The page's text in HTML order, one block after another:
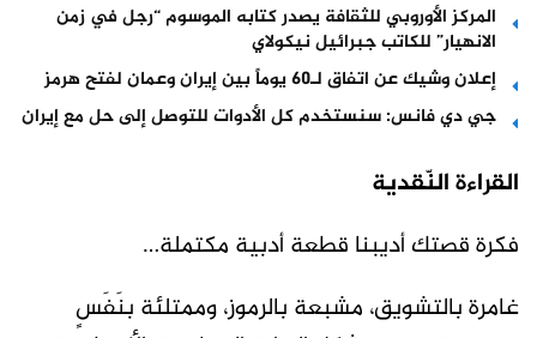
المركز الأوروبي للثقافة يصدر كتابه الموسوم “رجل في زمن
الانهيار” للكاتب جبرائيل نيكولاي
إعلان وشيك عن اتفاق لـ60 يوماً بين إيران وعمان لفتح هرمز
جي دي فانس: سنستخدم كل الأدوات للتوصل إلى حل مع إيران
القراءة النّقدية
فكرة قصتك أديبنا قطعة أدبية مكتملة…
غامرة بالتشويق، مشبعة بالرموز، وممتلئة بنَفَسٍ